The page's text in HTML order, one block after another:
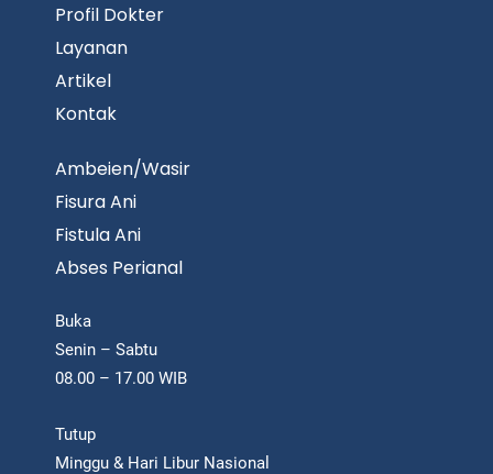
Profil Dokter
Layanan
Artikel
Kontak
Ambeien/Wasir
Fisura Ani
Fistula Ani
Abses Perianal
Buka
Senin – Sabtu
08.00 – 17.00 WIB
Tutup
Minggu & Hari Libur Nasional